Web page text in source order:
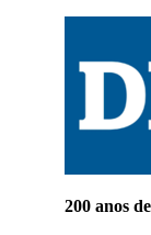
200 anos